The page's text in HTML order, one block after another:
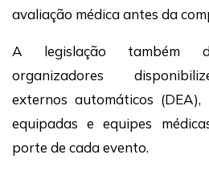
avaliação médica antes da
A legislação também
organizadores
externos automáticos (DEA),
equipadas e equipes
porte de cada evento.